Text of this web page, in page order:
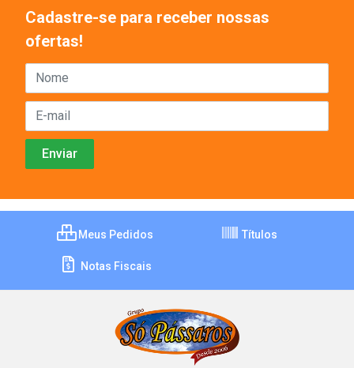
Cadastre-se para receber nossas
ofertas!
Meus Pedidos Títulos
Notas Fiscais